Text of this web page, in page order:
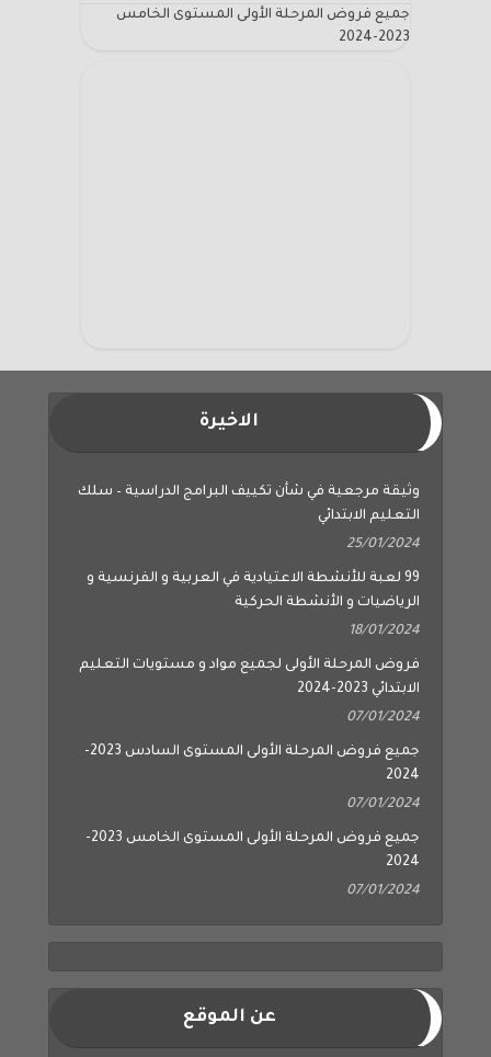
جميع فروض المرحلة الأولى المستوى الخامس
2023-2024
الاخيرة
وثيقة مرجعية في شأن تكييف البرامج الدراسية – سلك
التعليم الابتدائي
25/01/2024
99 لعبة للأنشطة الاعتيادية في العربية و الفرنسية و
الرياضيات و الأنشطة الحركية
18/01/2024
فروض المرحلة الأولى لجميع مواد و مستويات التعليم
الابتدائي 2023-2024
07/01/2024
جميع فروض المرحلة الأولى المستوى السادس 2023-
2024
07/01/2024
جميع فروض المرحلة الأولى المستوى الخامس 2023-
2024
07/01/2024
عن الموقع